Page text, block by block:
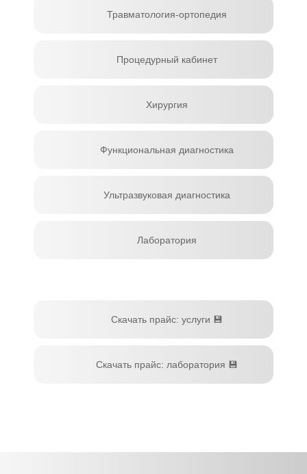
Хирургия
Травматология-ортопедия
Процедурный кабинет
Функциональная диагностика
Ультразвуковая диагностика
Лаборатория
Скачать прайс: услуги 💾
Скачать прайс: лаборатория 💾